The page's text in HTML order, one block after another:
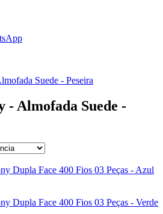
Suede - Peseira
- Almofada Suede -
Dupla Face 400 Fios 03 Peças - Azul
Dupla Face 400 Fios 03 Peças - Verde